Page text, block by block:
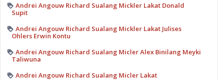
Andrei Angouw Richard Sualang Mickler Lakat Donald
Supit
Andrei Angouw Richard Sualang Mickler Lakat Julises
Ohlers Erwin Kontu
Andrei Angouw Richard Sualang Micler Alex Binilang Meyki
Taliwuna
Andrei Angouw Richard Sualang Micler Lakat